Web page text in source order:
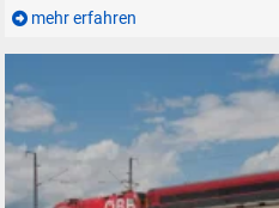
mehr erfahren